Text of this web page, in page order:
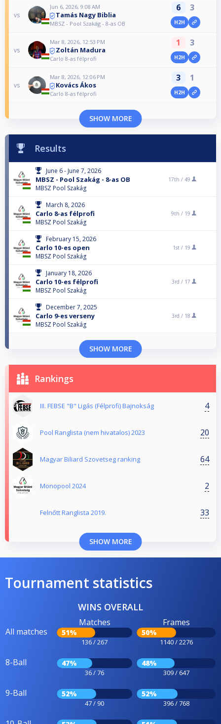
vs
Jun 6, 2026, 9:08 AM
Tamás Nagy Biblia
MBSZ - Pool Szakág - 8-as OB
6 3
H2H
vs
Mar 8, 2026, 12:53 PM
Zoltán Madura
Carlo 8-as félprofi
1 3
H2H
vs
Mar 8, 2026, 12:06 PM
Kovács Ákos
Carlo 8-as félprofi
3 1
H2H
SHOW MORE
Results
June 6 - June 7, 2026
MBSZ - Pool Szakág - 8-as OB
MBSZ Pool Szakág
17th / 49
March 8, 2026
Carlo 8-as félprofi
MBSZ Pool Szakág
9th / 19
February 15, 2026
Carlo 10-es open
MBSZ Pool Szakág
1st / 19
January 18, 2026
Carlo 10-es félprofi
MBSZ Pool Szakág
3rd / 17
December 7, 2025
Carlo 9-es verseny
MBSZ Pool Szakág
3rd / 18
SHOW MORE
Rankings
III. FEBSE "B" Ligás (Félprofi) Bajnokság 4
Pool Ranglista (nem hivatalos) 2023 20
Magyar Biliard Szovetseg ranking 64
Monopool 2024 2
Felnőtt Ranglista 2019. 33
SHOW MORE
Tournament statistics
WINS OVERALL
All matches
Matches
51%
136 / 267
Frames
50%
1140 / 2276
8-Ball 47%
36 / 76
48%
309 / 647
9-Ball 52%
47 / 90
52%
396 / 768